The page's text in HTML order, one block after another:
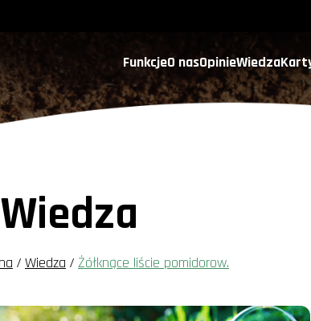
FunkcjeO nasOpinieWiedza
Wiedza
/ Wiedza / Żółknące liście pomidorow.